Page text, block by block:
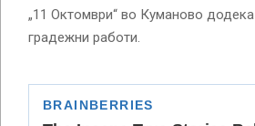
„11 Октомври“ во Куманово
градежни работи.